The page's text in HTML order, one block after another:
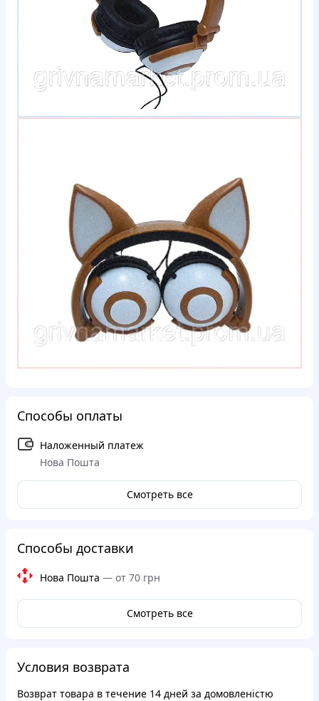
Способы оплаты
Наложенный платеж
Нова Пошта
Смотреть все
Способы доставки
Нова Пошта — от 70 грн
Смотреть все
Условия возврата
Возврат товара в течение 14 дней за домовленістю